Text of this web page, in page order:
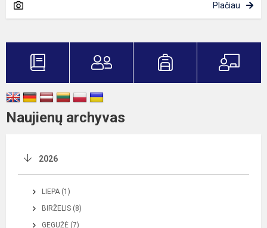
Plačiau
Naujienų archyvas
2026
LIEPA (1)
BIRŽELIS (8)
GEGUŽĖ (7)